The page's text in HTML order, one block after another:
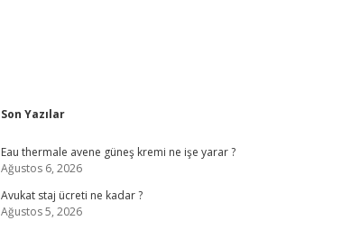
Sidebar
Son Yazılar
Eau thermale avene güneş kremi ne işe yarar ?
Ağustos 6, 2026
Avukat staj ücreti ne kadar ?
Ağustos 5, 2026